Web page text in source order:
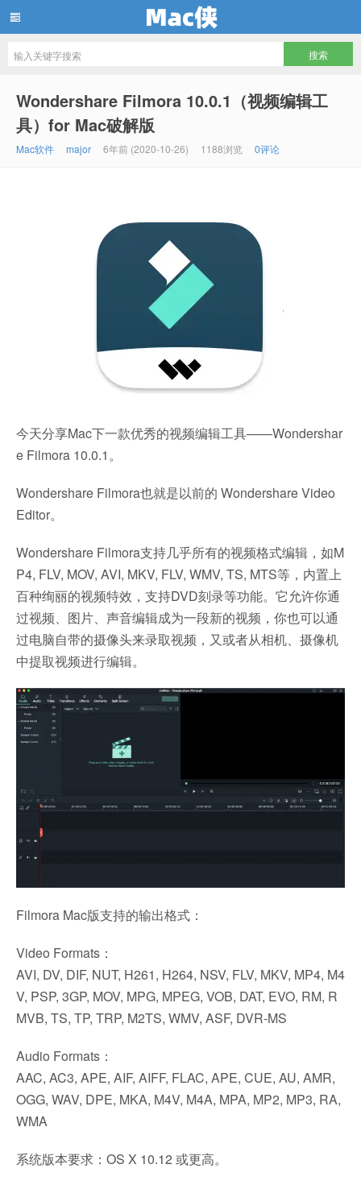
Wondershare Filmora 10.0.1（视频编辑工
具）for Mac破解版
Mac软件 major 6年前 (2020-10-26) 1188浏览 0评论
今天分享Mac下一款优秀的视频编辑工具——Wondershar
e Filmora 10.0.1。
Wondershare Filmora也就是以前的 Wondershare Video
Editor。
Wondershare Filmora支持几乎所有的视频格式编辑，如M
P4, FLV, MOV, AVI, MKV, FLV, WMV, TS, MTS等，内置上
百种绚丽的视频特效，支持DVD刻录等功能。它允许你通
过视频、图片、声音编辑成为一段新的视频，你也可以通
过电脑自带的摄像头来录取视频，又或者从相机、摄像机
中提取视频进行编辑。
Filmora Mac版支持的输出格式：
Video Formats：
AVI, DV, DIF, NUT, H261, H264, NSV, FLV, MKV, MP4, M4
V, PSP, 3GP, MOV, MPG, MPEG, VOB, DAT, EVO, RM, R
MVB, TS, TP, TRP, M2TS, WMV, ASF, DVR-MS
Audio Formats：
AAC, AC3, APE, AIF, AIFF, FLAC, APE, CUE, AU, AMR,
OGG, WAV, DPE, MKA, M4V, M4A, MPA, MP2, MP3, RA,
WMA
系统版本要求：OS X 10.12 或更高。